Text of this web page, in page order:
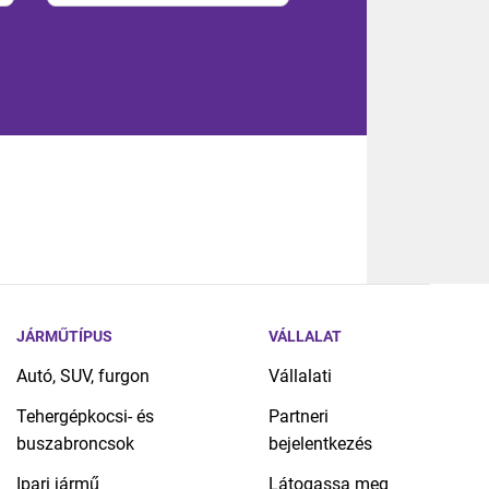
JÁRMŰTÍPUS
Autó, SUV, furgon
Tehergépkocsi- és
buszabroncsok
Ipari jármű
VÁLLALAT
Vállalati
Partneri
bejelentkezés
Látogassa meg